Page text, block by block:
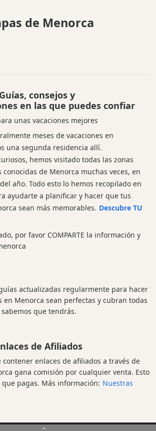
de Menorca
consejos y
en las que puedes confiar
unas vacaciones mejores
meses de vacaciones en
una segunda residencia allí.
hemos visitado todas las zonas
conocidas de Menorca muchas veces, en
año. Todo esto lo hemos recopilado en
ayudarte a planificar y hacer que tus
sean más memorables. Descubre TU
por favor COMPARTE la información y
actualizadas regularmente para hacer
en Menorca sean perfectas y cubran todas
que tendrás.
de Afiliados
contener enlaces de afiliados a través de
gana comisión por cualquier venta. Esto
pagas. Más información: Nuestras